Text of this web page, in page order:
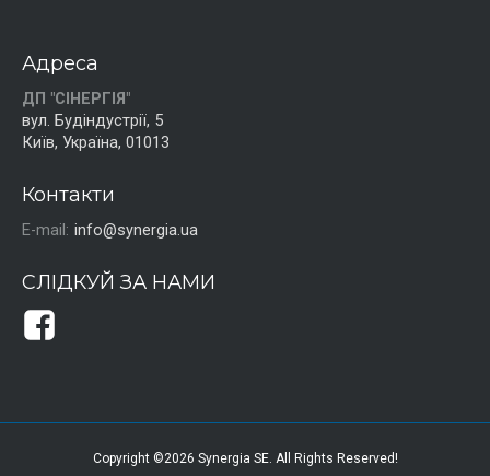
Адреса
ДП "СІНЕРГІЯ"
вул. Будіндустрії, 5
Київ, Україна, 01013
Контакти
E-mail: info@synergia.ua
СЛІДКУЙ ЗА НАМИ
Copyright ©2026 Synergia SE. All Rights Reserved!